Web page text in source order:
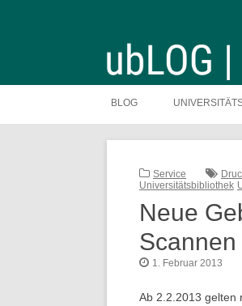
Inhalt
BLOG
Service
Universitätsbibliothek
Neue
1. Februar 2013
Ab 2.2.2013 gelten